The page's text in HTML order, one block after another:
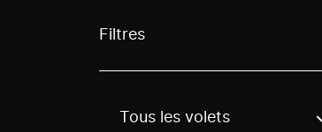
Filtres
Use these options to filter
Tous les volets